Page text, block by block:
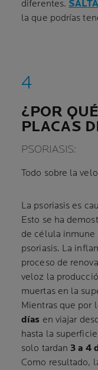
diferentes. SALTA
la que podrías
¿POR
PLACAS
PSORIASIS:
Todo sobre la
La psoriasis es
Esto se ha
de célula inmune
psoriasis. La
proceso de
veloz la
muertas en la
Mientras que por
días en viajar
hasta la
solo tardan 3 a 4
Como resultado,